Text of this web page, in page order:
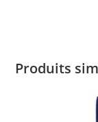
Produits